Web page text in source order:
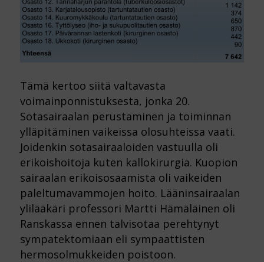
Tämä kertoo siitä valtavasta
voimainponnistuksesta, jonka 20.
Sotasairaalan perustaminen ja toiminnan
ylläpitäminen vaikeissa olosuhteissa vaati.
Joidenkin sotasairaaloiden vastuulla oli
erikoishoitoja kuten kallokirurgia. Kuopion
sairaalan erikoisosaamista oli vaikeiden
paleltumavammojen hoito. Lääninsairaalan
ylilääkäri professori Martti Hämäläinen oli
Ranskassa ennen talvisotaa perehtynyt
sympatektomiaan eli sympaattisten
hermosolmukkeiden poistoon.